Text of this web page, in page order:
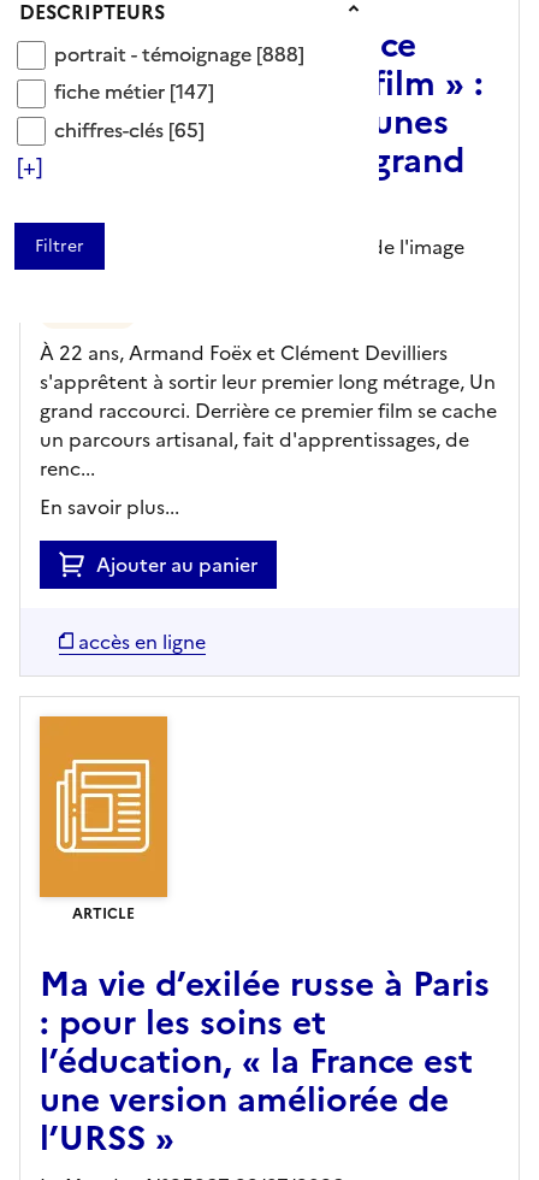
Descripteurs
DESCRIPTEURS
portrait - témoignage
portrait - témoignage [888]
fiche métier
fiche métier [147]
chiffres-clés
chiffres-clés [65]
[+]
« Nous avons appris ce
métier en faisant ce film » :
rencontre avec les jeunes
réalisateurs de « Un grand
CNC (Centre national du cinéma et de l'image
animée),
À 22 ans, Armand Foëx et Clément Devilliers
s'apprêtent à sortir leur premier long métrage, Un
grand raccourci. Derrière ce premier film se cache
un parcours artisanal, fait d'apprentissages, de
renc...
En savoir plus...
Ajouter au panier
accès en ligne
ARTICLE
Ma vie d’exilée russe à Paris
: pour les soins et
l’éducation, « la France est
une version améliorée de
l’URSS »